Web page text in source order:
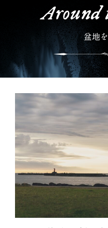
Around
盆地